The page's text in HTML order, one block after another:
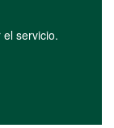
servicio.